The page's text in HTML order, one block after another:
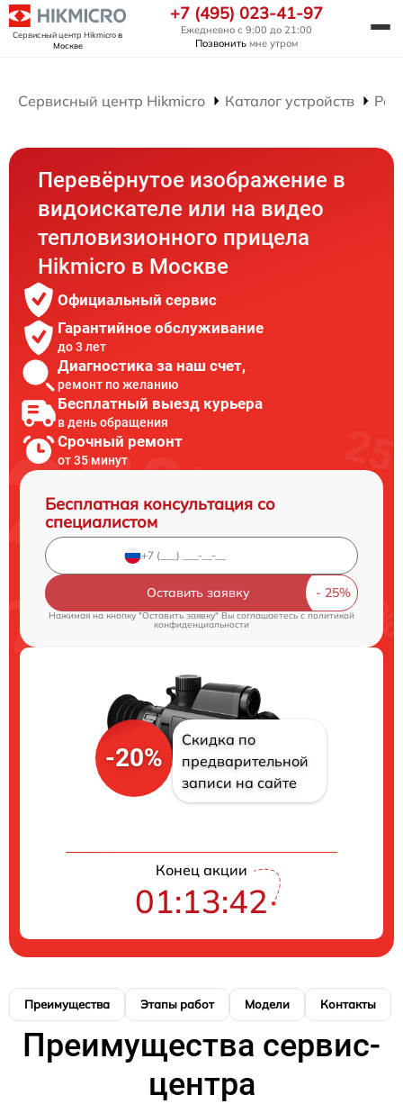
Сервисный центр Hikmicroв
Москве
+7 (495) 023-41-97
Ежедневно с 9:00 до 21:00
Позвонить мне утром
Сервисный центр Hikmicro Каталог устройств
Перевёрнутое изображение в
видоискателе или на видео
тепловизионного прицела
Hikmicro в Москве
Официальный сервис
Гарантийное обслуживание
до 3 лет
Диагностика за наш счет,
ремонт по желанию
Бесплатный выезд курьера
в день обращения
Срочный ремонт
от 35 минут
Бесплатная консультация со
специалистом
Оставить заявку
Нажимая на кнопку "Оставить заявку" Вы соглашаетесь cполитикой
конфиденциальности
-20%
Скидка по
предварительной
записи на сайте
Конец акции
01:13:42
Преимущества Этапы работ Модели Контакты
Преимущества сервис-
центра